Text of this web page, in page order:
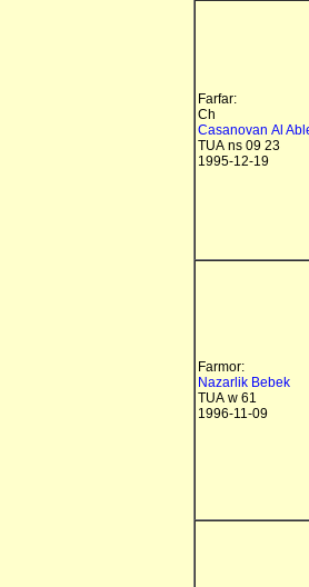
Farfar:
Ch
Casanovan Al
TUA ns 09 23
1995-12-19
Farmor:
Nazarlik Bebek
TUA w 61
1996-11-09